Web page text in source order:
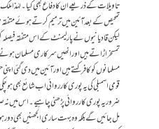
تمحیص کے بعد آئین میں ترمیم کرتے ہوئے متفقہ
لیکن قادیانیوں نے پارلیمنٹ کے اس متفقہ فیصلہ
تمسخر اڑاتے ہیں اور انھیں سرکاری مسلمان
مسلمانوں کو کافر کہتے ہیں اور آئین میں دی گئی
قومی اسمبلی کی یہ پوری کارروائی اب شائع بھی
ضرور یہ پوری کارروائی پڑھنی چاہیے۔ اس
مل جائیں گے بلکہ وہ بہت ساری الجھنیں بھی دور